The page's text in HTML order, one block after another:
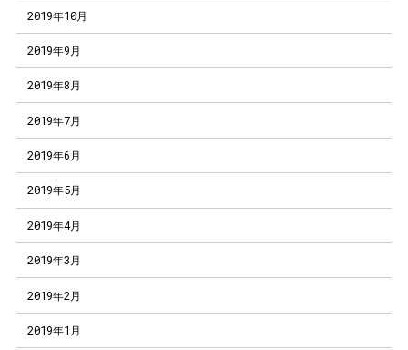
2019年10月
2019年9月
2019年8月
2019年7月
2019年6月
2019年5月
2019年4月
2019年3月
2019年2月
2019年1月